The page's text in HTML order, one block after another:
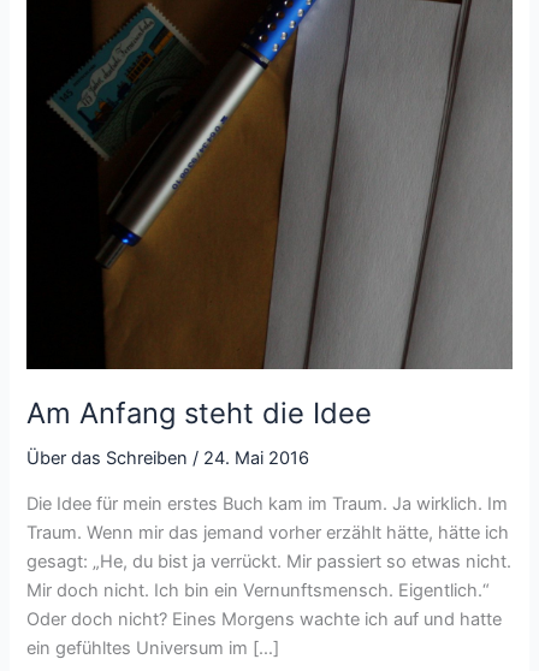
Am Anfang steht die Idee
Über das Schreiben / 24. Mai 2016
Die Idee für mein erstes Buch kam im Traum. Ja wirklich. Im
Traum. Wenn mir das jemand vorher erzählt hätte, hätte ich
gesagt: „He, du bist ja verrückt. Mir passiert so etwas nicht.
Mir doch nicht. Ich bin ein Vernunftsmensch. Eigentlich.“
Oder doch nicht? Eines Morgens wachte ich auf und hatte
ein gefühltes Universum im […]